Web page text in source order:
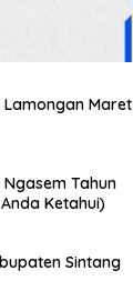
Maret
Tahun
Ketahui)
Sintang